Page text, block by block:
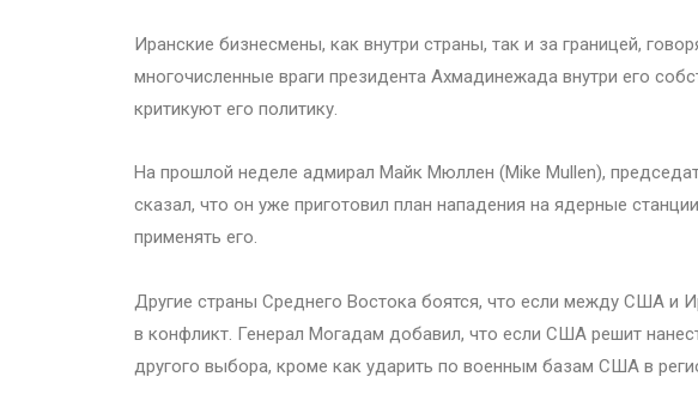
Иранские бизнесмены, как внутри страны, так и за границей,
многочисленные враги президента Ахмадинежада внутри его
критикуют его политику.
На прошлой неделе адмирал Майк Мюллен (Mike Mullen),
сказал, что он уже приготовил план нападения на ядерные
применять его.
Другие страны Среднего Востока боятся, что если между США и
в конфликт. Генерал Могадам добавил, что если США решит
другого выбора, кроме как ударить по военным базам США в